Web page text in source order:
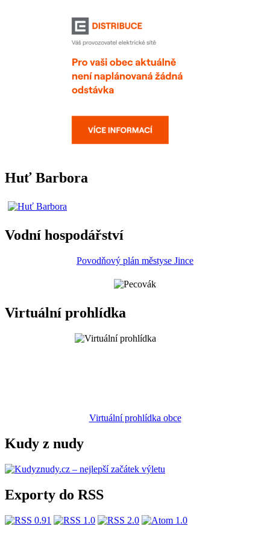
Huť Barbora
Vodní hospodářství
Povodňový plán městyse Jince
Virtuální prohlídka
Virtuální prohlídka obce
Kudy z nudy
Exporty do RSS